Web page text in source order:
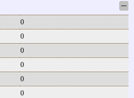
─
0
0
0
0
0
0